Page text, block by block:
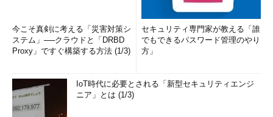
今こそ真剣に考える「災害対策シ
ステム」──クラウドと「DRBD
Proxy」ですぐ構築する方法 (1/3)
セキュリティ専門家が教える「誰
でもできるパスワード管理のやり
方」
IoT時代に必要とされる「新型セキュリティエンジ
ニア」とは (1/3)